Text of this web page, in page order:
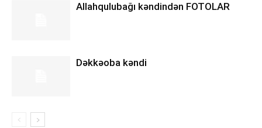
Allahqulubağı kəndindən FOTOLAR
Dəkkəoba kəndi